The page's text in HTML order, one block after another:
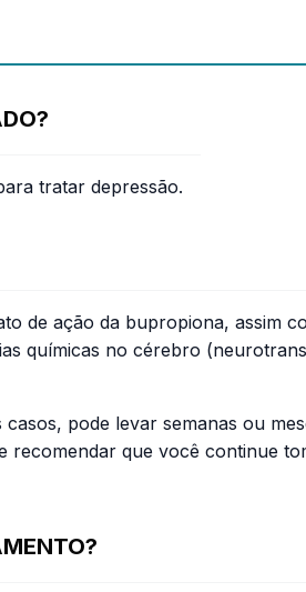
tratar depressão.
de ação da bupropiona, assim
químicas no cérebro
pode levar semanas ou
recomendar que você continue